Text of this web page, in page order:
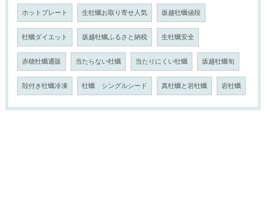
ホットプレート 生牡蠣お取り寄せ人気 坂越牡蠣値段
牡蠣ダイエット 坂越牡蠣ふるさと納税 生牡蠣安全
赤穂牡蠣通販 当たらない牡蠣 当たりにくい牡蠣 坂越牡蠣旬
殻付き牡蠣冷凍 牡蠣 シングルシード 真牡蠣と岩牡蠣 岩牡蠣